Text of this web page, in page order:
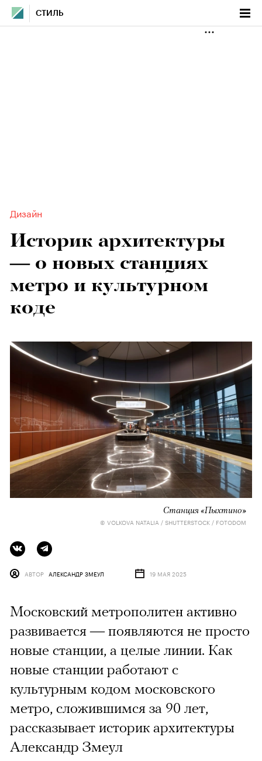
СТИЛЬ
Дизайн
Историк архитектуры
— о новых станциях
метро и культурном
коде
Станция «Пыхтино»
© VOLKOVA NATALIA / SHUTTERSTOCK / FOTODOM
АВТОР АЛЕКСАНДР ЗМЕУЛ 19 МАЯ 2025
Московский метрополитен активно
развивается — появляются не просто
новые станции, а целые линии. Как
новые станции работают с
культурным кодом московского
метро, сложившимся за 90 лет,
рассказывает историк архитектуры
Александр Змеул